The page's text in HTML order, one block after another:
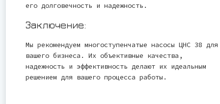
его долговечность и надежность.
Заключение:
Мы рекомендуем многоступенчатые насосы ЦНС 38 для
вашего бизнеса. Их объективные качества,
надежность и эффективность делают их идеальным
решением для вашего процесса работы.